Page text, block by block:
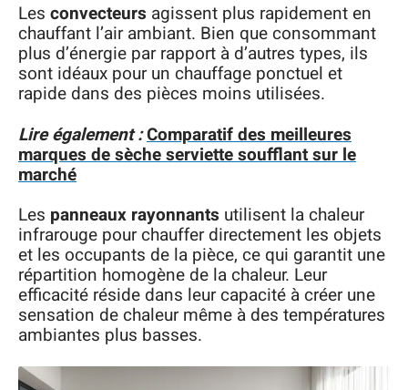
Les convecteurs agissent plus rapidement en
chauffant l’air ambiant. Bien que consommant
plus d’énergie par rapport à d’autres types, ils
sont idéaux pour un chauffage ponctuel et
rapide dans des pièces moins utilisées.
Lire également :Comparatif des meilleures
marques de sèche serviette soufflant sur le
marché
Les panneaux rayonnants utilisent la chaleur
infrarouge pour chauffer directement les objets
et les occupants de la pièce, ce qui garantit une
répartition homogène de la chaleur. Leur
efficacité réside dans leur capacité à créer une
sensation de chaleur même à des températures
ambiantes plus basses.